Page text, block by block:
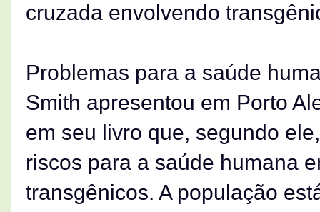
cruzada envolvendo
Problemas para a saúde
Smith apresentou em Porto
em seu livro que, segundo
riscos para a saúde humana
transgênicos. A população